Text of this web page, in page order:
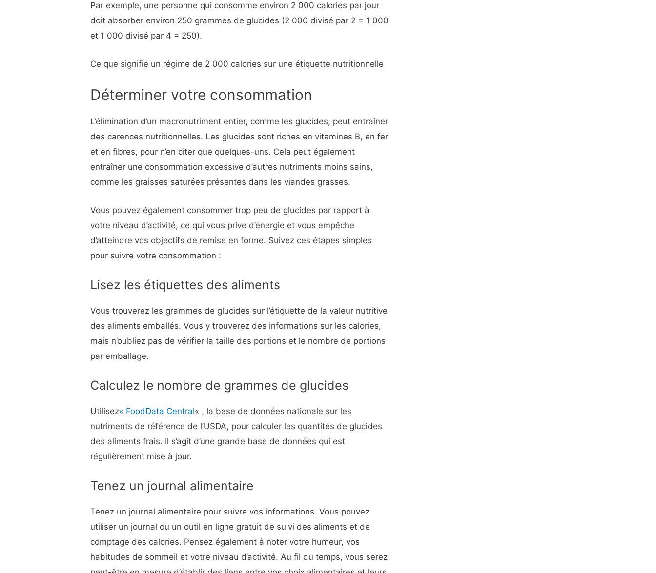
Par exemple, une personne qui consomme environ 2 000 calories par jour
doit absorber environ 250 grammes de glucides (2 000 divisé par 2 = 1 000
et 1 000 divisé par 4 = 250).
Ce que signifie un régime de 2 000 calories sur une étiquette nutritionnelle
Déterminer votre consommation
L’élimination d’un macronutriment entier, comme les glucides, peut entraîner
des carences nutritionnelles. Les glucides sont riches en vitamines B, en fer
et en fibres, pour n’en citer que quelques-uns. Cela peut également
entraîner une consommation excessive d’autres nutriments moins sains,
comme les graisses saturées présentes dans les viandes grasses.
Vous pouvez également consommer trop peu de glucides par rapport à
votre niveau d’activité, ce qui vous prive d’énergie et vous empêche
d’atteindre vos objectifs de remise en forme. Suivez ces étapes simples
pour suivre votre consommation :
Lisez les étiquettes des aliments
Vous trouverez les grammes de glucides sur l’étiquette de la valeur nutritive
des aliments emballés. Vous y trouverez des informations sur les calories,
mais n’oubliez pas de vérifier la taille des portions et le nombre de portions
par emballage.
Calculez le nombre de grammes de glucides
Utilisez« FoodData Central« , la base de données nationale sur les
nutriments de référence de l’USDA, pour calculer les quantités de glucides
des aliments frais. Il s’agit d’une grande base de données qui est
régulièrement mise à jour.
Tenez un journal alimentaire
Tenez un journal alimentaire pour suivre vos informations. Vous pouvez
utiliser un journal ou un outil en ligne gratuit de suivi des aliments et de
comptage des calories. Pensez également à noter votre humeur, vos
habitudes de sommeil et votre niveau d’activité. Au fil du temps, vous serez